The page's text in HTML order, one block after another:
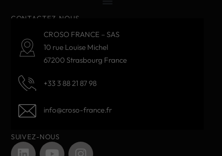
CONTACTEZ-NOUS
CROSO FRANCE – SAS
10 rue Louise Michel
67200 Strasbourg France
+33 3 88 21 87 98
info@croso-france.fr
SUIVEZ-NOUS